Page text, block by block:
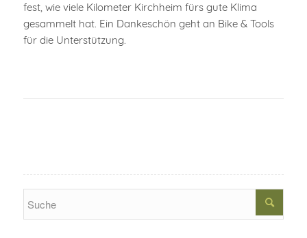
fest, wie viele Kilometer Kirchheim fürs gute Klima
gesammelt hat. Ein Dankeschön geht an Bike & Tools
für die Unterstützung.